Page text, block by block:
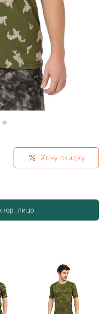
percent Хочу скидку
юр. лицо